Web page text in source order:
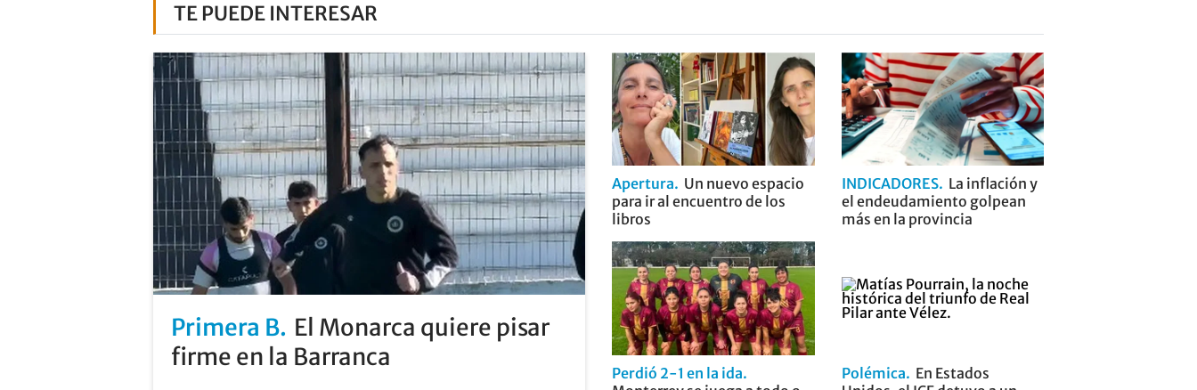
TE PUEDE INTERESAR
Primera B El Monarca quiere pisar
firme en la Barranca
Apertura
Un nuevo espacio
para ir al encuentro de los
libros
INDICADORES
La inflación y
el endeudamiento golpean
más en la provincia
Perdió 2-1 en la ida
Polémica
En Estados